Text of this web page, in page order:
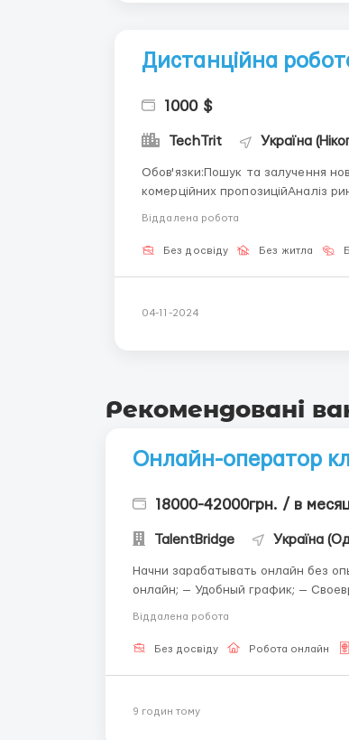
Дистанційна
1000 $
TechTrit Україна
Обов'язки:Пошук та залучення
комерційних пропозиційАналіз
інтернет-
Віддалена робота
Без досвіду Без житла
04-11-2024
Рекомендовані
Онлайн-оператор
18000-42000грн. / в
TalentBridge Україна
Начни зарабатывать онлайн без опыта — всему обучим.
онлайн; — Удобный график; — Своевременные выплаты. Что
Віддалена робота
Без досвіду Робота онлайн
9 годин тому